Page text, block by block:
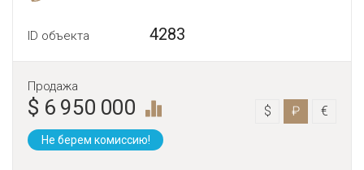
ID объекта 4283
Продажа
$ 6 950 000 $ ₽ €
Не берем комиссию!